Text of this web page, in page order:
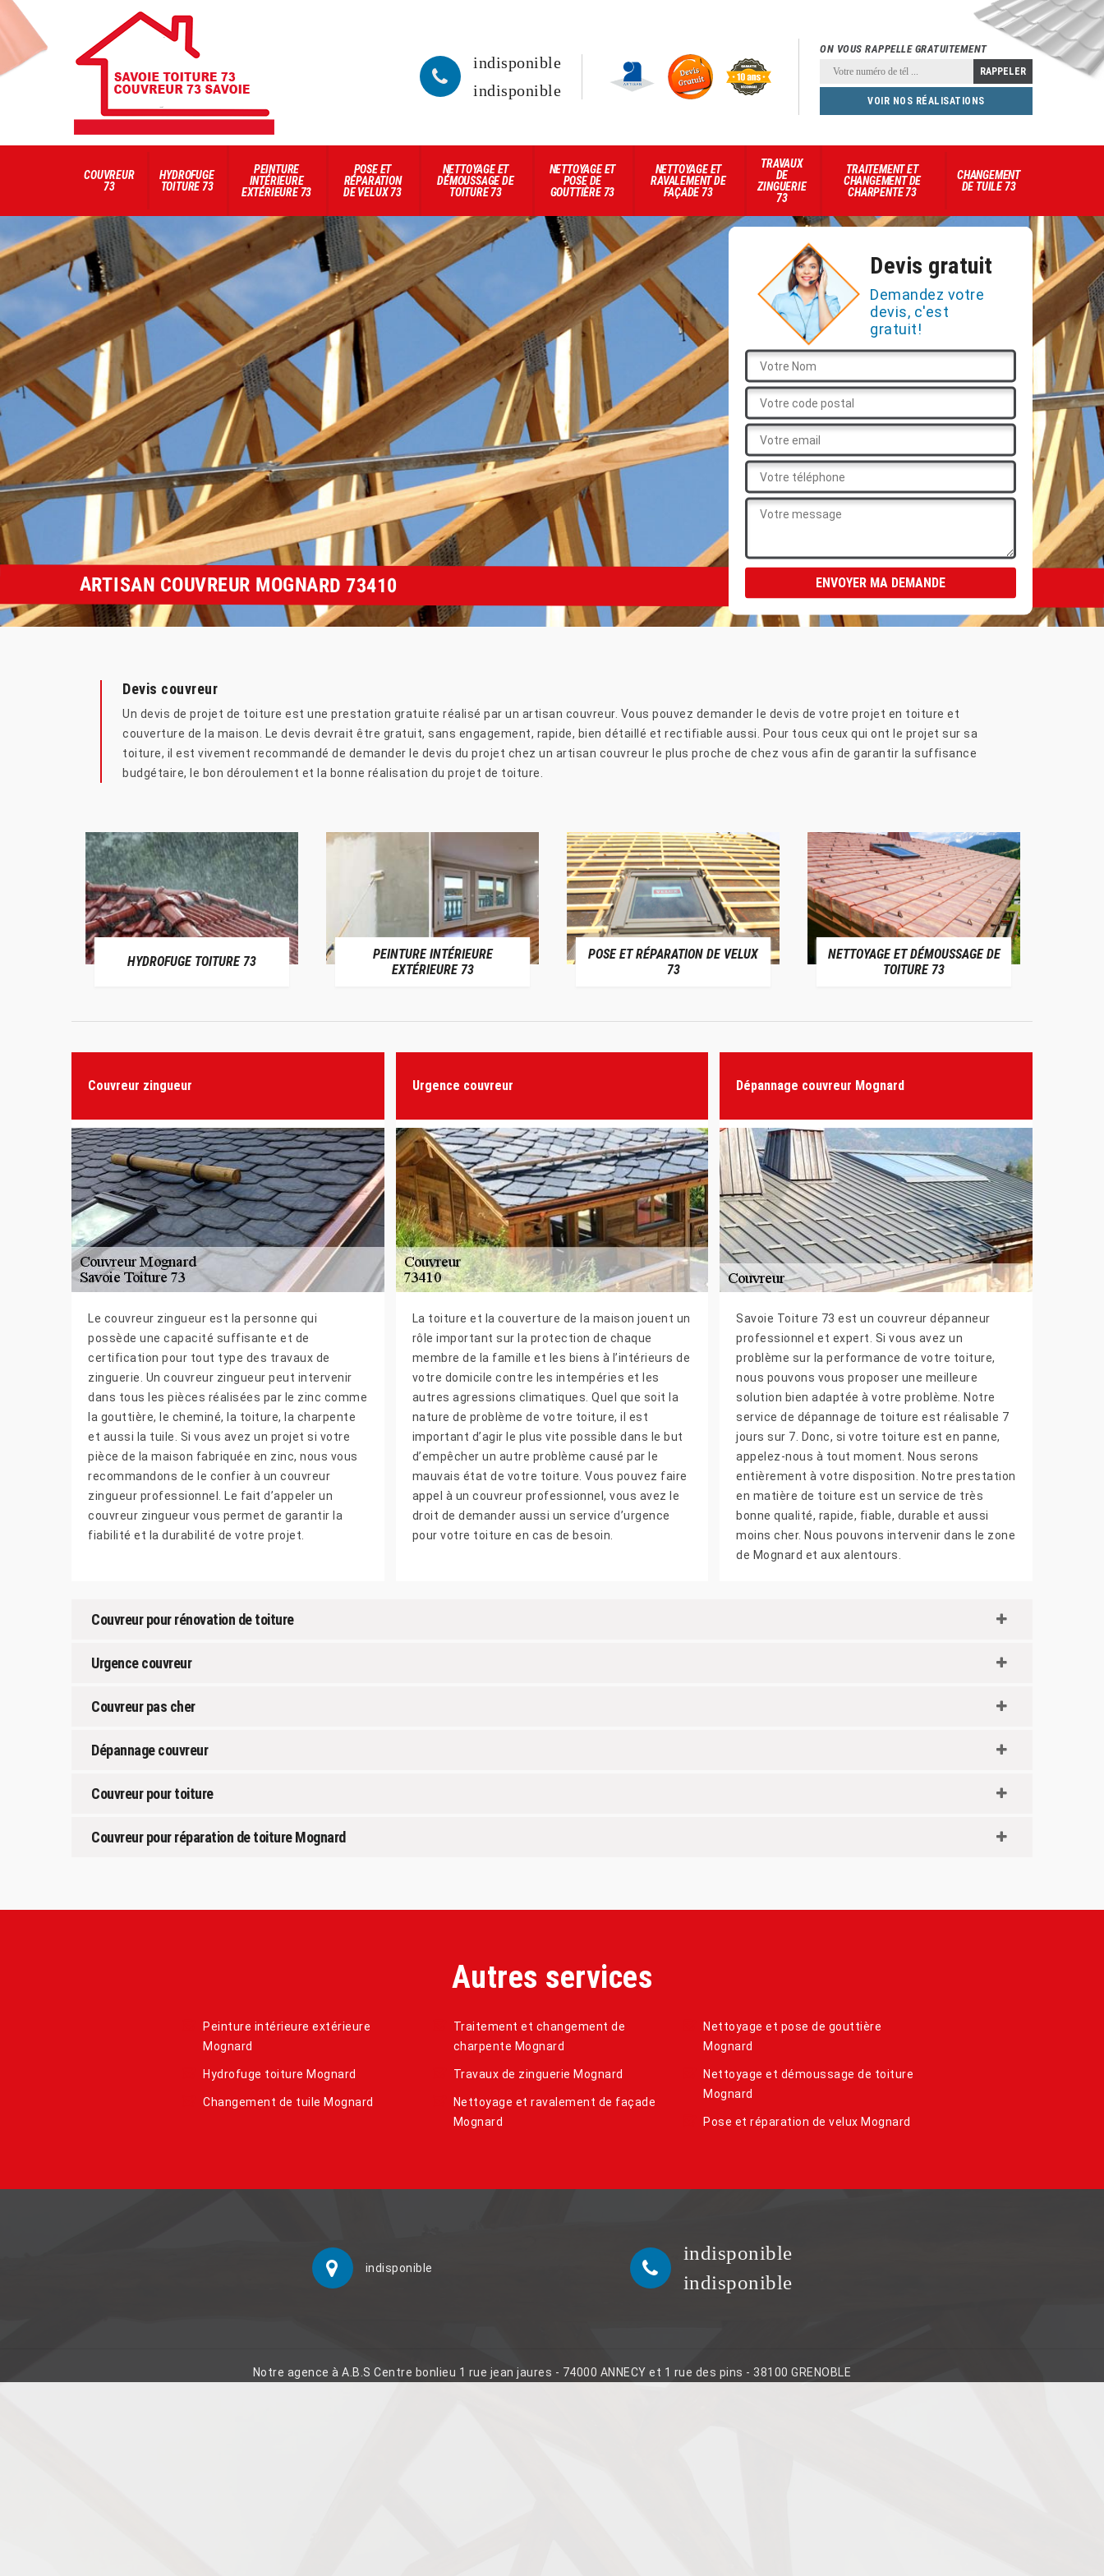
indisponible
indisponible
ON VOUS RAPPELLE GRATUITEMENT
VOIR NOS RÉALISATIONS
COUVREUR
73
HYDROFUGE
TOITURE 73
PEINTURE
INTÉRIEURE
EXTÉRIEURE 73
POSE ET
RÉPARATION
DE VELUX 73
NETTOYAGE ET
DÉMOUSSAGE DE
TOITURE 73
NETTOYAGE ET
POSE DE
GOUTTIÈRE 73
NETTOYAGE ET
RAVALEMENT DE
FAÇADE 73
TRAVAUX
DE
ZINGUERIE
73
TRAITEMENT ET
CHANGEMENT DE
CHARPENTE 73
CHANGEMENT
DE TUILE 73
Devis gratuit
Demandez votre
devis, c'est
gratuit!
ARTISAN COUVREUR MOGNARD 73410
Devis couvreur
Un devis de projet de toiture est une prestation gratuite réalisé par un artisan couvreur. Vous pouvez demander le devis de votre projet en toiture et
couverture de la maison. Le devis devrait être gratuit, sans engagement, rapide, bien détaillé et rectifiable aussi. Pour tous ceux qui ont le projet sur sa
toiture, il est vivement recommandé de demander le devis du projet chez un artisan couvreur le plus proche de chez vous afin de garantir la suffisance
budgétaire, le bon déroulement et la bonne réalisation du projet de toiture.
HYDROFUGE TOITURE 73
PEINTURE INTÉRIEURE
EXTÉRIEURE 73
POSE ET RÉPARATION DE VELUX
73
NETTOYAGE ET DÉMOUSSAGE DE
TOITURE 73
Couvreur zingueur
Le couvreur zingueur est la personne qui
possède une capacité suffisante et de
certification pour tout type des travaux de
zinguerie. Un couvreur zingueur peut intervenir
dans tous les pièces réalisées par le zinc comme
la gouttière, le cheminé, la toiture, la charpente
et aussi la tuile. Si vous avez un projet si votre
pièce de la maison fabriquée en zinc, nous vous
recommandons de le confier à un couvreur
zingueur professionnel. Le fait d’appeler un
couvreur zingueur vous permet de garantir la
fiabilité et la durabilité de votre projet.
Urgence couvreur
La toiture et la couverture de la maison jouent un
rôle important sur la protection de chaque
membre de la famille et les biens à l’intérieurs de
votre domicile contre les intempéries et les
autres agressions climatiques. Quel que soit la
nature de problème de votre toiture, il est
important d’agir le plus vite possible dans le but
d’empêcher un autre problème causé par le
mauvais état de votre toiture. Vous pouvez faire
appel à un couvreur professionnel, vous avez le
droit de demander aussi un service d’urgence
pour votre toiture en cas de besoin.
Dépannage couvreur Mognard
Savoie Toiture 73 est un couvreur dépanneur
professionnel et expert. Si vous avez un
problème sur la performance de votre toiture,
nous pouvons vous proposer une meilleure
solution bien adaptée à votre problème. Notre
service de dépannage de toiture est réalisable 7
jours sur 7. Donc, si votre toiture est en panne,
appelez-nous à tout moment. Nous serons
entièrement à votre disposition. Notre prestation
en matière de toiture est un service de très
bonne qualité, rapide, fiable, durable et aussi
moins cher. Nous pouvons intervenir dans le zone
de Mognard et aux alentours.
Couvreur pour rénovation de toiture
Urgence couvreur
Couvreur pas cher
Dépannage couvreur
Couvreur pour toiture
Couvreur pour réparation de toiture Mognard
Autres services
Peinture intérieure extérieure
Mognard
Hydrofuge toiture Mognard
Changement de tuile Mognard
Traitement et changement de
charpente Mognard
Travaux de zinguerie Mognard
Nettoyage et ravalement de façade
Mognard
Nettoyage et pose de gouttière
Mognard
Nettoyage et démoussage de toiture
Mognard
Pose et réparation de velux Mognard
indisponible
indisponible
indisponible
Notre agence à A.B.S Centre bonlieu 1 rue jean jaures - 74000 ANNECY et 1 rue des pins - 38100 GRENOBLE